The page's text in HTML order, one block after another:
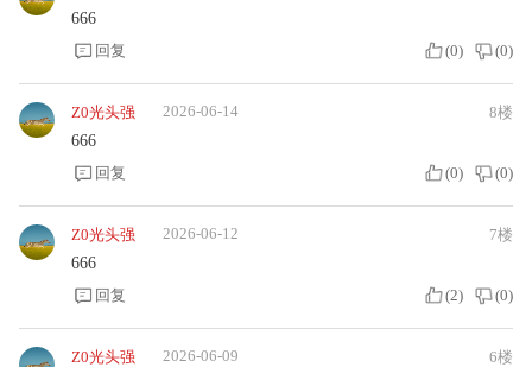
666
回复
(0) (0)
Z0光头强 2026-06-14
8楼
666
回复
(0) (0)
Z0光头强 2026-06-12
7楼
666
回复
(2) (0)
Z0光头强 2026-06-09
6楼